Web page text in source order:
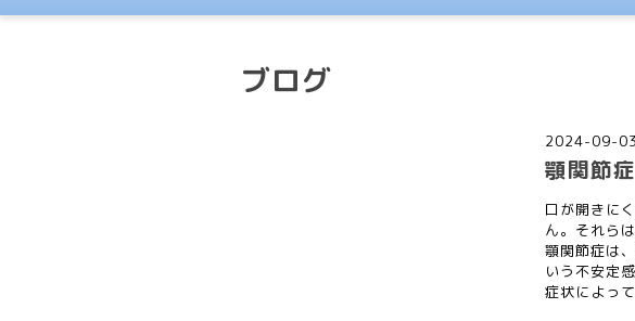
ブログ
2024-09-
顎関節
口が開きに
ん。それら
顎関節症は
いう不安定
症状によっ